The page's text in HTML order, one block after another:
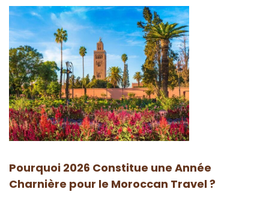
Pourquoi 2026 Constitue une Année
Charnière pour le Moroccan Travel ?